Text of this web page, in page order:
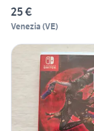
25 €
Venezia (VE)